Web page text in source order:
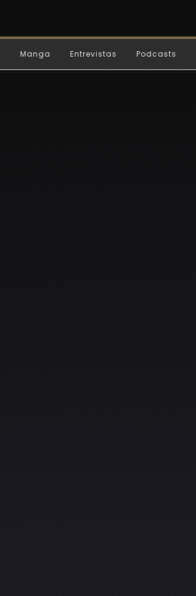
Manga Entrevistas Podcasts